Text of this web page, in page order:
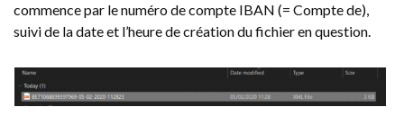
commence par le numéro de compte IBAN (= Compte de),
suivi de la date et l’heure de création du fichier en question.